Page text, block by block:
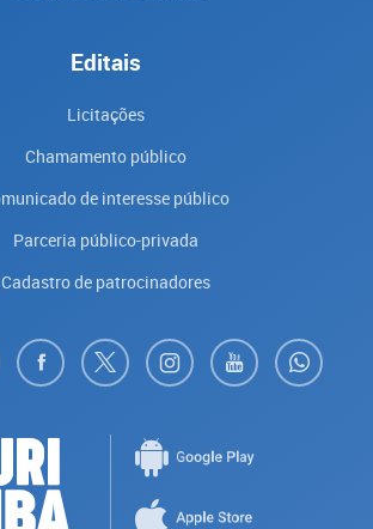
Editais
Licitações
Chamamento público
de interesse público
Parceria público-privada
Cadastro de patrocinadores